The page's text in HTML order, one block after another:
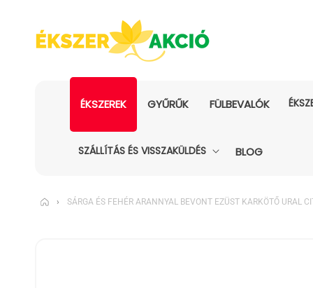
ÉKSZEREK GYŰRŰK FÜLBEVALÓK
SZÁLLÍTÁS ÉS VISSZAKÜLDÉS BLOG
› SÁRGA ÉS FEHÉR ARANNYAL BEVONT EZÜST KARKÖTŐ URAL